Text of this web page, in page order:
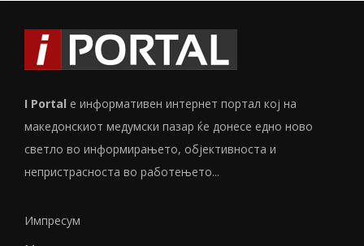
I Portal е информативен интернет портал кој на
македонскиот медумски пазар ќе донесе едно ново
светло во информирањето, објективноста и
непристрасноста во работењето...
Импресум